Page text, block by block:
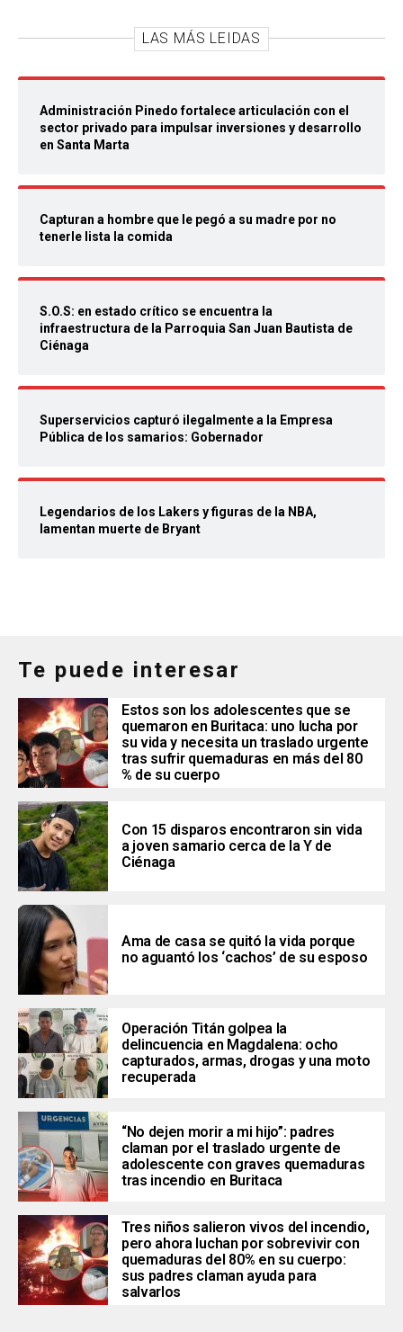
LAS MÁS LEIDAS
Administración Pinedo fortalece articulación con el
sector privado para impulsar inversiones y desarrollo
en Santa Marta
Capturan a hombre que le pegó a su madre por no
tenerle lista la comida
S.O.S: en estado crítico se encuentra la
infraestructura de la Parroquia San Juan Bautista de
Ciénaga
Superservicios capturó ilegalmente a la Empresa
Pública de los samarios: Gobernador
Legendarios de los Lakers y figuras de la NBA,
lamentan muerte de Bryant
Te puede interesar
Estos son los adolescentes que se
quemaron en Buritaca: uno lucha por
su vida y necesita un traslado urgente
tras sufrir quemaduras en más del 80
% de su cuerpo
Con 15 disparos encontraron sin vida
a joven samario cerca de la Y de
Ciénaga
Ama de casa se quitó la vida porque
no aguantó los ‘cachos’ de su esposo
Operación Titán golpea la
delincuencia en Magdalena: ocho
capturados, armas, drogas y una moto
recuperada
“No dejen morir a mi hijo”: padres
claman por el traslado urgente de
adolescente con graves quemaduras
tras incendio en Buritaca
Tres niños salieron vivos del incendio,
pero ahora luchan por sobrevivir con
quemaduras del 80% en su cuerpo:
sus padres claman ayuda para
salvarlos